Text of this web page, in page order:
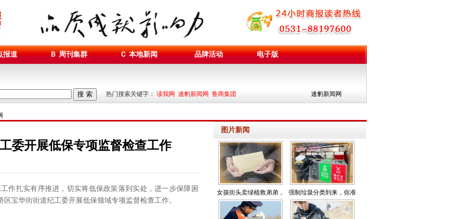
报道 Ｂ 周刊集群 Ｃ 本地新闻 品牌活动 电子版
搜 索 热门搜索关键字： 读我网 速豹新闻网 鲁商集团 速豹新闻网
委开展低保专项监督检查工作
作扎实有序推进，切实将低保政策落到实处，进一步保障困
宝华街街道纪工委开展低保领域专项监督检查工作。
图片新闻
女孩街头卖绿植救弟弟，
本报报道引爱心如潮
强制垃圾分类到来，你准
备好了吗？